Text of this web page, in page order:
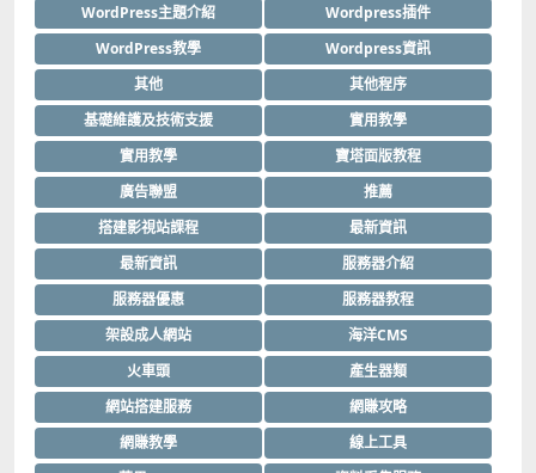
WordPress主題介紹
Wordpress插件
WordPress教學
Wordpress資訊
其他
其他程序
基礎維護及技術支援
實用教學
實用教學
寶塔面版教程
廣告聯盟
推薦
搭建影視站課程
最新資訊
最新資訊
服務器介紹
服務器優惠
服務器教程
架設成人網站
海洋CMS
火車頭
產生器類
網站搭建服務
網賺攻略
網賺教學
線上工具